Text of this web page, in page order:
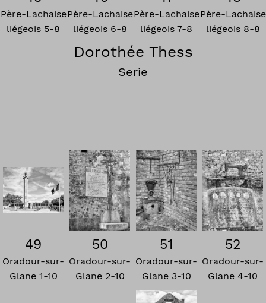
Père-Lachaise
liégeois 5-8
Père-Lachaise
liégeois 6-8
Père-Lachaise
liégeois 7-8
Père-Lachaise
liégeois 8-8
Dorothée Thess
Serie
49
Oradour-sur-
Glane 1-10
50
Oradour-sur-
Glane 2-10
51
Oradour-sur-
Glane 3-10
52
Oradour-sur-
Glane 4-10